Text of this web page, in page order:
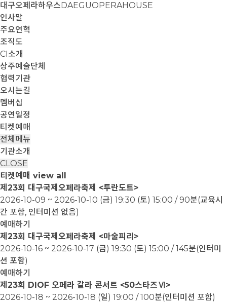
대구오페라하우스DAEGUOPERAHOUSE
인사말
주요연혁
조직도
CI소개
상주예술단체
협력기관
오시는길
멤버십
공연일정
티켓예매
전체메뉴
기관소개
CLOSE
티켓예매 view all
제23회 대구국제오페라축제 <투란도트>
2026-10-09 ~ 2026-10-10 (금) 19:30 (토) 15:00 / 90분(교육시
간 포함, 인터미션 없음)
예매하기
제23회 대구국제오페라축제 <마술피리>
2026-10-16 ~ 2026-10-17 (금) 19:30 (토) 15:00 / 145분(인터미
션 포함)
예매하기
제23회 DIOF 오페라 갈라 콘서트 <50스타즈Ⅵ>
2026-10-18 ~ 2026-10-18 (일) 19:00 / 100분(인터미션 포함)